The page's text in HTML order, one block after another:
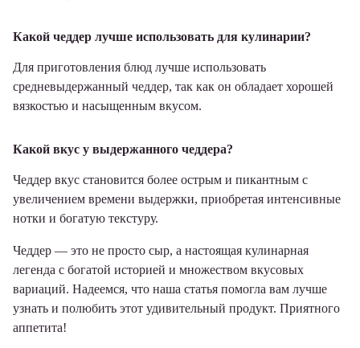
Какой чеддер лучше использовать для кулинарии?
Для приготовления блюд лучше использовать
средневыдержанный чеддер, так как он обладает хорошей
вязкостью и насыщенным вкусом.
Какой вкус у выдержанного чеддера?
Чеддер вкус становится более острым и пикантным с
увеличением времени выдержки, приобретая интенсивные
нотки и богатую текстуру.
Чеддер — это не просто сыр, а настоящая кулинарная
легенда с богатой историей и множеством вкусовых
вариаций. Надеемся, что наша статья помогла вам лучше
узнать и полюбить этот удивительный продукт. Приятного
аппетита!